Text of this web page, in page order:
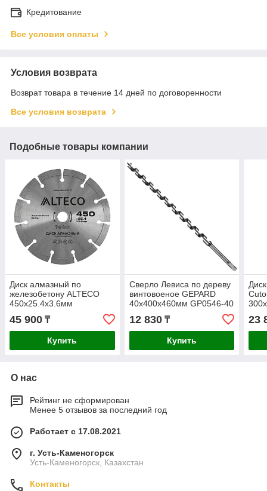
Кредитование
Все условия оплаты
Условия возврата
Возврат товара в течение 14 дней по договоренности
Все условия возврата
Подобные товары компании
Диск алмазный по
железобетону ALTECO
450x25.4x3.6мм
45 900 ₸
Купить
Сверло Левиса по дереву
винтовоеное GEPARD
40x400x460мм GP0546-40
12 830₸
Купить
23
О нас
Рейтинг не сформирован
Менее 5 отзывов за последний год
Работает с 17.08.2021
г. Усть-Каменогорск
Усть-Каменогорск, Казахстан
Контакты